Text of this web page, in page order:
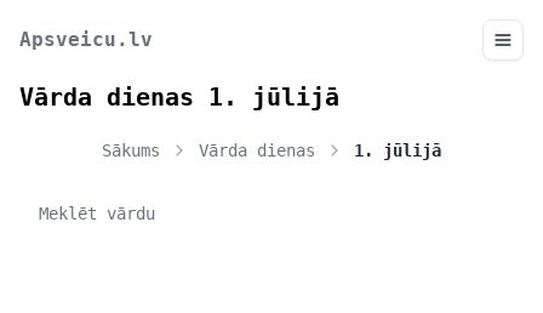
Apsveicu.lv
Vārda dienas 1. jūlijā
Sākums Vārda dienas 1. jūlijā